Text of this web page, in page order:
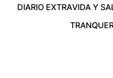
DIARIO EXTRAVIDA Y